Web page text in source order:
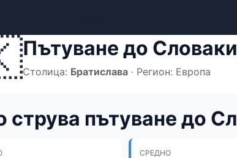
Пътуване до
Столица: Братислава · Регион: Европа
струва пътуване до
СРЕДНО